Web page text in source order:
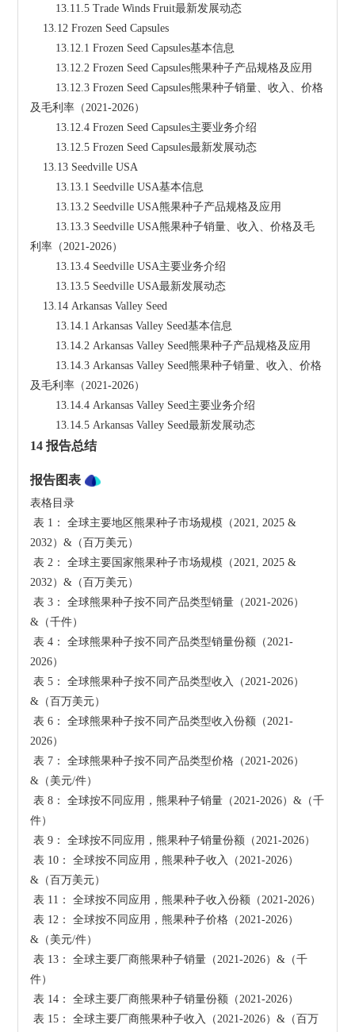
        13.11.5 Trade Winds Fruit最新发展动态
    13.12 Frozen Seed Capsules
        13.12.1 Frozen Seed Capsules基本信息
        13.12.2 Frozen Seed Capsules熊果种子产品规格及应用
及毛利率（2021-2026）
        13.12.4 Frozen Seed Capsules主要业务介绍
        13.12.5 Frozen Seed Capsules最新发展动态
    13.13 Seedville USA
        13.13.1 Seedville USA基本信息
        13.13.2 Seedville USA熊果种子产品规格及应用
利率（2021-2026）
        13.13.4 Seedville USA主要业务介绍
        13.13.5 Seedville USA最新发展动态
    13.14 Arkansas Valley Seed
        13.14.1 Arkansas Valley Seed基本信息
        13.14.2 Arkansas Valley Seed熊果种子产品规格及应用
及毛利率（2021-2026）
        13.14.4 Arkansas Valley Seed主要业务介绍
        13.14.5 Arkansas Valley Seed最新发展动态
14 报告总结
报告图表
表格目录
表 1： 全球主要地区熊果种子市场规模（2021, 2025 &
2032）&（百万美元）
表 2： 全球主要国家熊果种子市场规模（2021, 2025 &
2032）&（百万美元）
表 3： 全球熊果种子按不同产品类型销量（2021-2026）
&（千件）
表 4： 全球熊果种子按不同产品类型销量份额（2021-
2026）
表 5： 全球熊果种子按不同产品类型收入（2021-2026）
&（百万美元）
表 6： 全球熊果种子按不同产品类型收入份额（2021-
2026）
表 7： 全球熊果种子按不同产品类型价格（2021-2026）
&（美元/件）
表 8： 全球按不同应用，熊果种子销量（2021-2026）&（千
件）
表 9： 全球按不同应用，熊果种子销量份额（2021-2026）
表 10： 全球按不同应用，熊果种子收入（2021-2026）
&（百万美元）
表 11： 全球按不同应用，熊果种子收入份额（2021-2026）
表 12： 全球按不同应用，熊果种子价格（2021-2026）
&（美元/件）
表 13： 全球主要厂商熊果种子销量（2021-2026）&（千
件）
表 14： 全球主要厂商熊果种子销量份额（2021-2026）
表 15： 全球主要厂商熊果种子收入（2021-2026）&（百万